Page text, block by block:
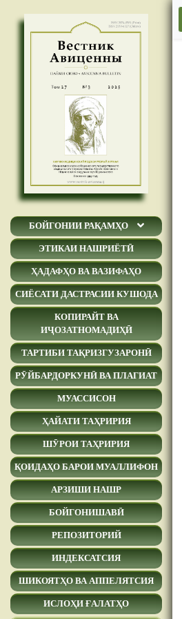
БОЙГОНИИ РАҚАМҲО
ЭТИКАИ НАШРИЁТӢ
ҲАДАФҲО ВА ВАЗИФАҲО
СИЁСАТИ ДАСТРАСИИ КУШОДА
КОПИРАЙТ ВА
ИҶОЗАТНОМАДИҲӢ
ТАРТИБИ ТАҚРИЗГУЗАРОНӢ
РӮЙБАРДОРКУНӢ ВА ПЛАГИАТ
МУАССИСОН
ҲАЙАТИ ТАҲРИРИЯ
ШӮРОИ ТАҲРИРИЯ
ҚОИДАҲО БАРОИ МУАЛЛИФОН
АРЗИШИ НАШР
БОЙГОНИШАВӢ
РЕПОЗИТОРИЙ
ИНДЕКСАТСИЯ
ШИКОЯТҲО ВА АППЕЛЯТСИЯ
ИСЛОҲИ ҒАЛАТҲО